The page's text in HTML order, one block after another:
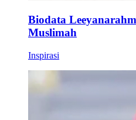
Biodata
Muslimah
Inspirasi